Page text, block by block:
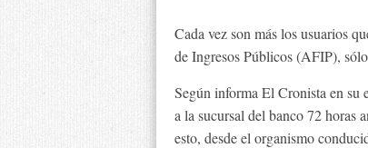
Cada vez son más los usuarios
de Ingresos Públicos (AFIP),
Según informa El Cronista en su
a la sucursal del banco 72 horas
esto, desde el organismo